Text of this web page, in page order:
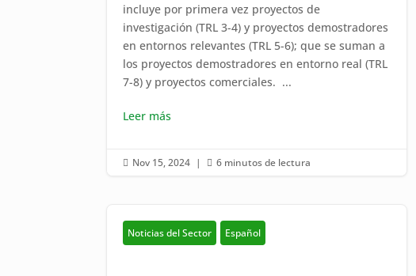
incluye por primera vez proyectos de
investigación (TRL 3-4) y proyectos demostradores
en entornos relevantes (TRL 5-6); que se suman a
los proyectos demostradores en entorno real (TRL
7-8) y proyectos comerciales. ...
Leer más
 Nov 15, 2024 |  6 minutos de lectura
Noticias del Sector Español